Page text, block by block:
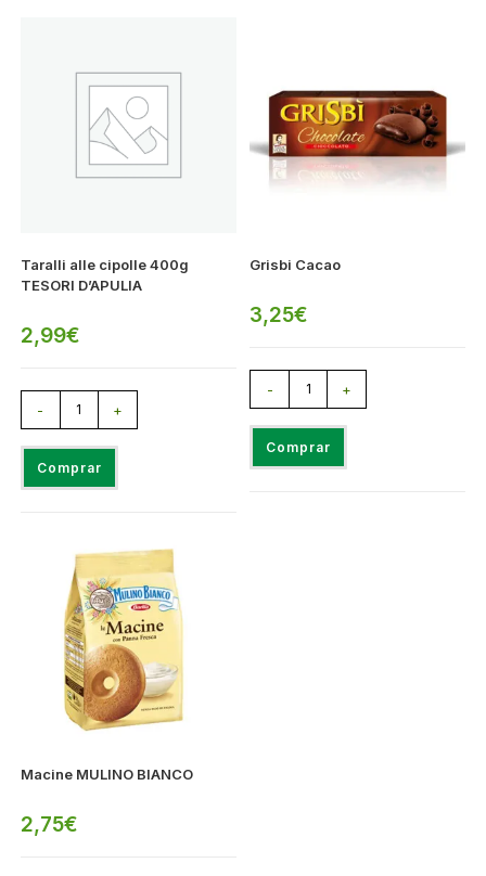
Taralli alle cipolle 400g
TESORI D’APULIA
2,99€
- +
Comprar
Grisbi Cacao
3,25€
- +
Comprar
Macine MULINO BIANCO
2,75€